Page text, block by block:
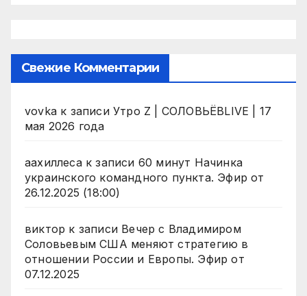
Свежие Комментарии
vovka к записи Утро Z | СОЛОВЬЁВLIVE | 17
мая 2026 года
аахиллесак записи 60 минут Начинка
украинского командного пункта. Эфир от
26.12.2025 (18:00)
виктор к записи Вечер с Владимиром
Соловьевым США меняют стратегию в
отношении России и Европы. Эфир от
07.12.2025